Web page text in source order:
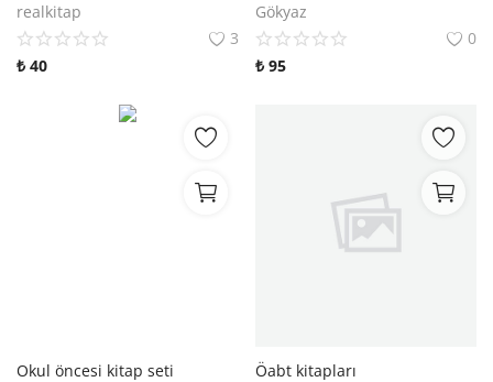
Din Tasavvuf
Felsefe
Hobi Kitapları
Diğer
realkitap
3
₺ 40
Gökyaz
0
₺95
Okul öncesi kitap seti
Öabt kitapları